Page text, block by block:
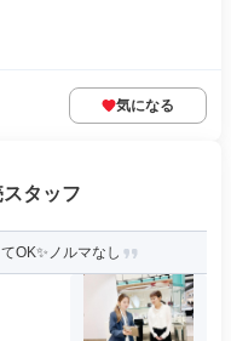
気になる
タッフ
OK✨ノルマなし